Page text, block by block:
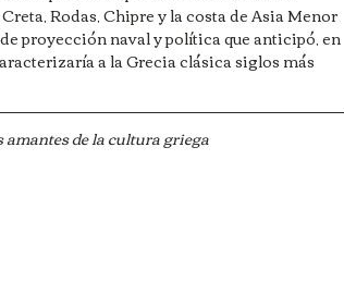
Rodas, Chipre y la costa de Asia Menor
proyección naval y política que anticipó, en
a la Grecia clásica siglos más
de la cultura griega